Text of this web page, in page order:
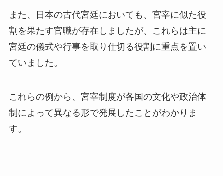
また、日本の古代宮廷においても、宮宰に似た役
割を果たす官職が存在しましたが、これらは主に
宮廷の儀式や行事を取り仕切る役割に重点を置い
ていました。
これらの例から、宮宰制度が各国の文化や政治体
制によって異なる形で発展したことがわかりま
す。